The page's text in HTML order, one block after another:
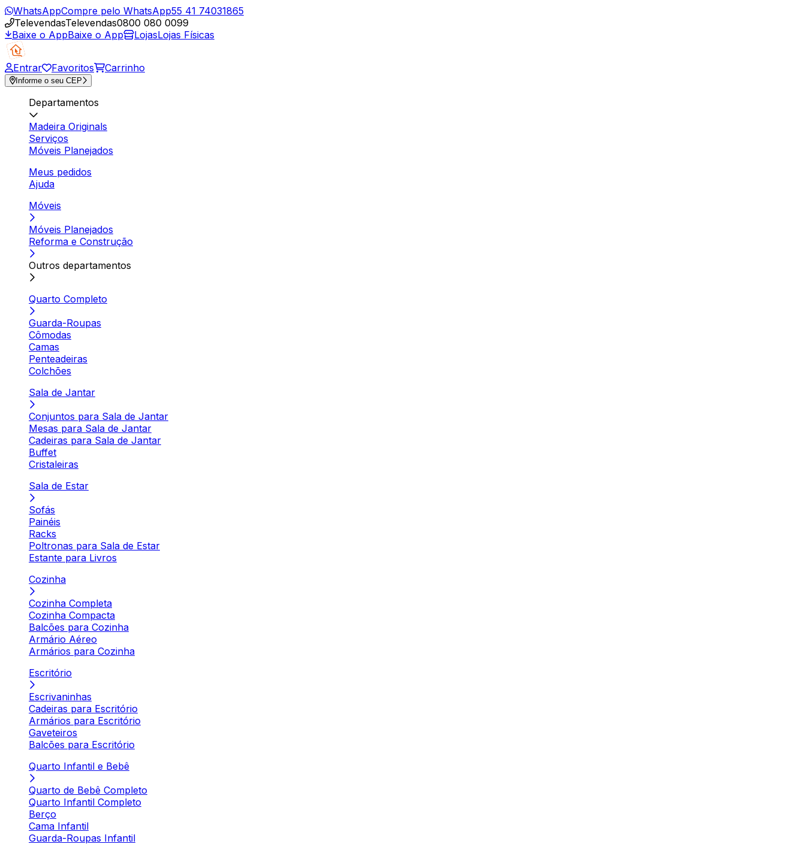
WhatsAppCompre pelo WhatsApp55 41 74031865
TelevendasTelevendas0800 080 0099
Baixe o AppBaixe o App LojasLojas Físicas
Entrar Favoritos Carrinho
Informe o seu CEP
Departamentos
Madeira Originals
Serviços
Móveis Planejados
Meus pedidos
Ajuda
Móveis
Móveis Planejados
Reforma e Construção
Outros departamentos
Quarto Completo
Guarda-Roupas
Cômodas
Camas
Penteadeiras
Colchões
Sala de Jantar
Conjuntos para Sala de Jantar
Mesas para Sala de Jantar
Cadeiras para Sala de Jantar
Buffet
Cristaleiras
Sala de Estar
Sofás
Painéis
Racks
Poltronas para Sala de Estar
Estante para Livros
Cozinha
Cozinha Completa
Cozinha Compacta
Balcões para Cozinha
Armário Aéreo
Armários para Cozinha
Escritório
Escrivaninhas
Cadeiras para Escritório
Armários para Escritório
Gaveteiros
Balcões para Escritório
Quarto Infantil e Bebê
Quarto de Bebê Completo
Quarto Infantil Completo
Berço
Cama Infantil
Guarda-Roupas Infantil